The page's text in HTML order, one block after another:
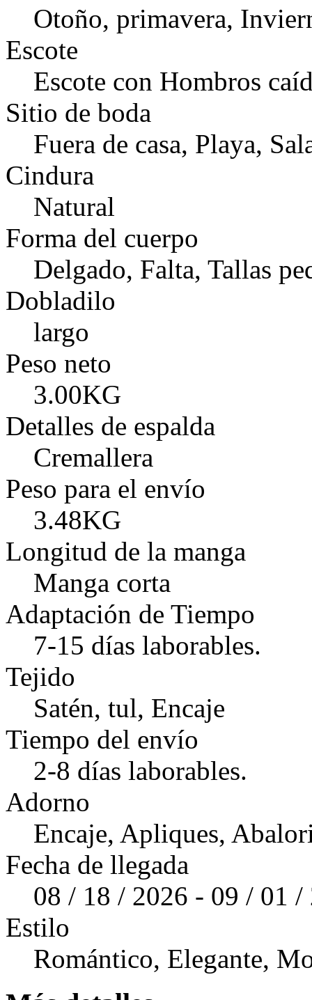
Otoño, primavera,
Escote
Escote con Hombros
Sitio de boda
Fuera de casa, Playa,
Cindura
Natural
Forma del cuerpo
Delgado, Falta, Tallas
Dobladilo
largo
Peso neto
3.00KG
Detalles de espalda
Cremallera
Peso para el envío
3.48KG
Longitud de la manga
Manga corta
Adaptación de Tiempo
7-15 días laborables.
Tejido
Satén, tul, Encaje
Tiempo del envío
2-8 días laborables.
Adorno
Encaje, Apliques,
Fecha de llegada
08 / 18 / 2026 - 09 / 01 /
Estilo
Romántico, Elegante,